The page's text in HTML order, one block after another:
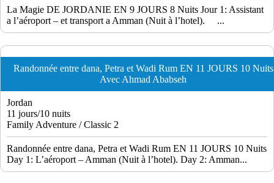
La Magie DE JORDANIE EN 9 JOURS 8 Nuits Jour 1: Assistant
a l’aéroport – et transport a Amman (Nuit à l’hotel). ...
Randonnée entre dana, Petra et Wadi Rum EN 11 JOURS 10 Nuits
Avec Ahmad Ababseh
Jordan
11 jours/10 nuits
Family Adventure / Classic 2
Randonnée entre dana, Petra et Wadi Rum EN 11 JOURS 10 Nuits
Day 1: L’aéroport – Amman (Nuit à l’hotel). Day 2: Amman...